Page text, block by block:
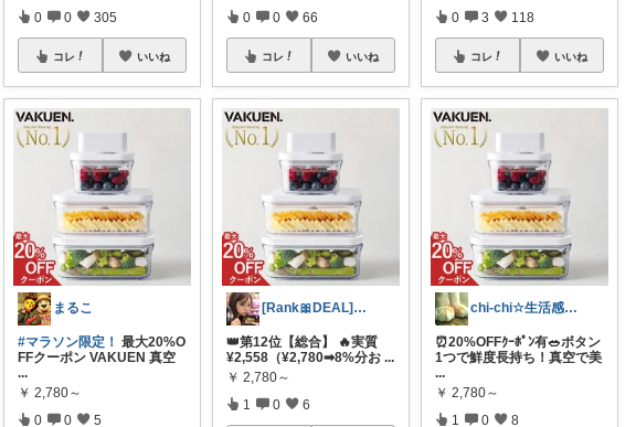
0 0 305
コレ いいね
まるこ
#マラソン限定！ 最大20%O
FFクーポン VAKUEN 真空
...
￥ 2,780～
0 0 5
0 0 66
コレ いいね
[Rank🎀DEAL]毎日コレ＠ano
👑第12位【総合】 🔥実質
¥2,558（¥2,780➡8%分お ...
￥ 2,780～
1 0 6
0 3 118
コレ いいね
chi-chi☆生活感オフのプチプラ雑貨
⏰️20%OFFｸｰﾎﾟﾝ有🥗ボタン
1つで鮮度長持ち！真空で美
...
￥ 2,780～
1 0 8